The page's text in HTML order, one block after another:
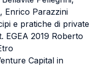
Enrico Parazzini
e pratiche di private
EGEA 2019 Roberto
Capital in